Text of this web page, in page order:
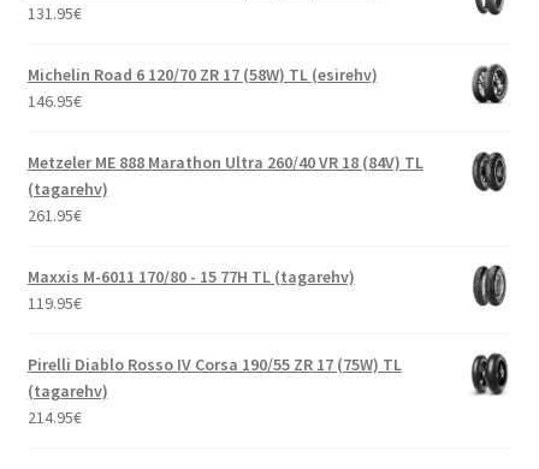
131.95€
Michelin Road 6 120/70 ZR 17 (58W) TL (esirehv)
146.95€
Metzeler ME 888 Marathon Ultra 260/40 VR 18 (84V) TL
(tagarehv)
261.95€
Maxxis M-6011 170/80 - 15 77H TL (tagarehv)
119.95€
Pirelli Diablo Rosso IV Corsa 190/55 ZR 17 (75W) TL
(tagarehv)
214.95€